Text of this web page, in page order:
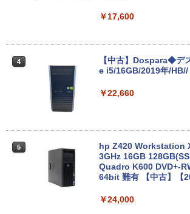
oth Type-C USB3.0 安
OK U938/第7世代
中古PC 中古ノートパ
￥16,800
【全商品10%OFF+P5
￥17,600
4
【中古】Dospara◆デ
e i5/16GB/2019年/HB//
￥22,660
5
hp Z420 Workstation
3GHz 16GB
Quadro K600 DVD+-
64bit 難有 【中古】【
￥24,000